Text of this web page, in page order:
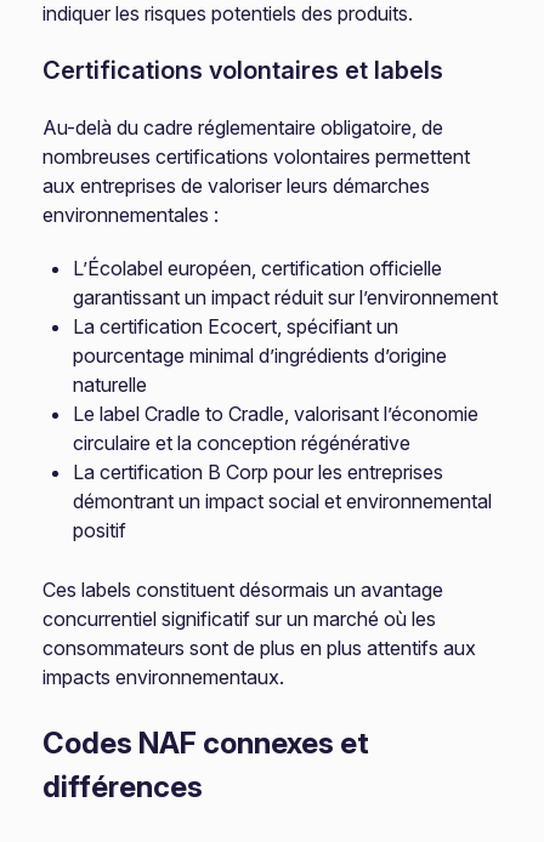
indiquer les risques potentiels des produits.
Certifications volontaires et labels
Au-delà du cadre réglementaire obligatoire, de
nombreuses certifications volontaires permettent
aux entreprises de valoriser leurs démarches
environnementales :
L’Écolabel européen, certification officielle
garantissant un impact réduit sur l’environnement
La certification Ecocert, spécifiant un
pourcentage minimal d’ingrédients d’origine
naturelle
Le label Cradle to Cradle, valorisant l’économie
circulaire et la conception régénérative
La certification B Corp pour les entreprises
démontrant un impact social et environnemental
positif
Ces labels constituent désormais un avantage
concurrentiel significatif sur un marché où les
consommateurs sont de plus en plus attentifs aux
impacts environnementaux.
Codes NAF connexes et
différences